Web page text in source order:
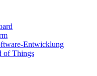
Entwicklung
of Things